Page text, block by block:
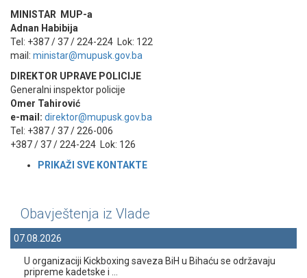
MINISTAR MUP-a
Adnan Habibija
Tel: +387 / 37 / 224-224 Lok: 122
mail: ministar@mupusk.gov.ba
DIREKTOR UPRAVE POLICIJE
Generalni inspektor policije
Omer Tahirović
e-mail: direktor@mupusk.gov.ba
Tel: +387 / 37 / 226-006
+387 / 37 / 224-224 Lok: 126
PRIKAŽI SVE KONTAKT E
Obavještenja iz Vlade
07.08.2026
U organizaciji Kickboxing saveza BiH u Bihaću se održavaju
pripreme kadetske i ...